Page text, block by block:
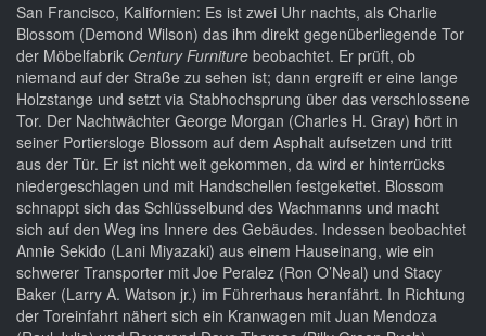
San Francisco, Kalifornien: Es ist zwei Uhr nachts, als Charlie
Blossom (Demond Wilson) das ihm direkt gegenüberliegende Tor
der Möbelfabrik Century Furniture beobachtet. Er prüft, ob
niemand auf der Straße zu sehen ist; dann ergreift er eine lange
Holzstange und setzt via Stabhochsprung über das verschlossene
Tor. Der Nachtwächter George Morgan (Charles H. Gray) hört in
seiner Portiersloge Blossom auf dem Asphalt aufsetzen und tritt
aus der Tür. Er ist nicht weit gekommen, da wird er hinterrücks
niedergeschlagen und mit Handschellen festgekettet. Blossom
schnappt sich das Schlüsselbund des Wachmanns und macht
sich auf den Weg ins Innere des Gebäudes. Indessen beobachtet
Annie Sekido (Lani Miyazaki) aus einem Hauseinang, wie ein
schwerer Transporter mit Joe Peralez (Ron O’Neal) und Stacy
Baker (Larry A. Watson jr.) im Führerhaus heranfährt. In Richtung
der Toreinfahrt nähert sich ein Kranwagen mit Juan Mendoza